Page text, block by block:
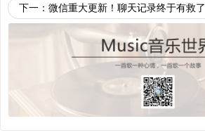
下一： 微信重大更新！聊天记录终于有救了